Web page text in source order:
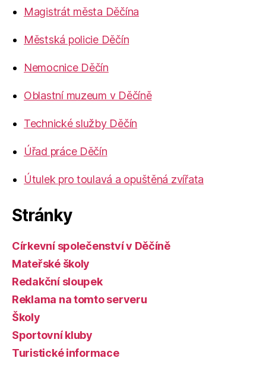
Magistrát města Děčína
Městská policie Děčín
Nemocnice Děčín
Oblastní muzeum v Děčíně
Technické služby Děčín
Úřad práce Děčín
Útulek pro toulavá a opuštěná zvířata
Stránky
Církevní společenství v Děčíně
Mateřské školy
Redakční sloupek
Reklama na tomto serveru
Školy
Sportovní kluby
Turistické informace